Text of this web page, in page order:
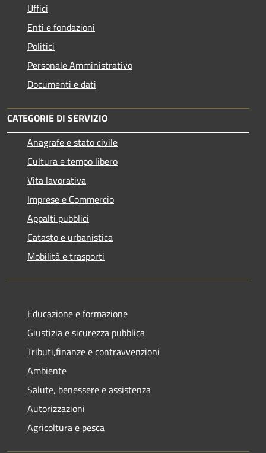
Uffici
Enti e fondazioni
Politici
Personale Amministrativo
Documenti e dati
CATEGORIE DI SERVIZIO
Anagrafe e stato civile
Cultura e tempo libero
Vita lavorativa
Imprese e Commercio
Appalti pubblici
Catasto e urbanistica
Mobilità e trasporti
Educazione e formazione
Giustizia e sicurezza pubblica
Tributi,finanze e contravvenzioni
Ambiente
Salute, benessere e assistenza
Autorizzazioni
Agricoltura e pesca